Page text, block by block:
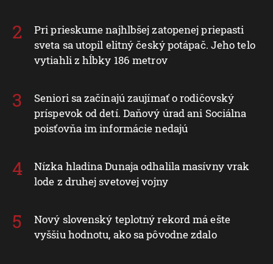
Pri prieskume najhlbšej zatopenej priepasti
sveta sa utopil elitný český potápač. Jeho telo
vytiahli z hĺbky 186 metrov
Seniori sa začínajú zaujímať o rodičovský
príspevok od detí. Daňový úrad ani Sociálna
poisťovňa im informácie nedajú
Nízka hladina Dunaja odhalila masívny vrak
lode z druhej svetovej vojny
Nový slovenský teplotný rekord má ešte
vyššiu hodnotu, ako sa pôvodne zdalo